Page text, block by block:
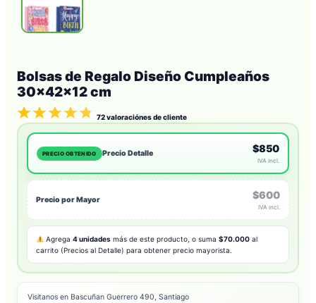
Bolsas de Regalo Diseño Cumpleaños
30x42x12 cm
72valoraciónes de cliente
PRECIO OBTENIDO Precio Detalle $850
IVA incl.
Precio por Mayor $600
IVA incl.
Agrega4 unidades más de este producto, o suma$70.000 al
carrito (Precios al Detalle) para obtener precio mayorista.
Visitanos en Bascuñan Guerrero 490, Santiago